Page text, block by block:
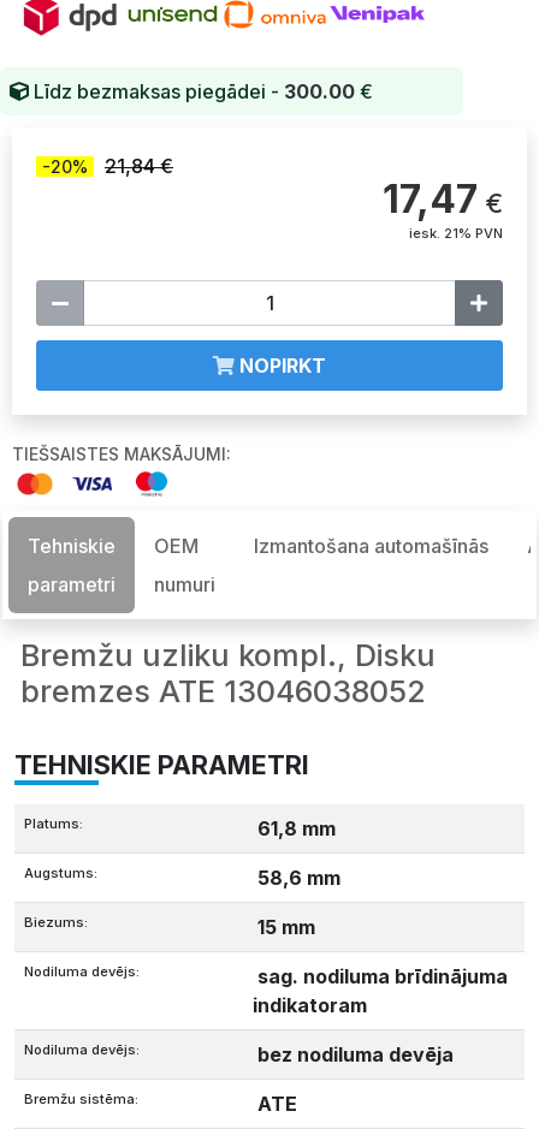
Līdz bezmaksas piegādei - 300.00 €
-20% 21,84 €
17,47 €
iesk. 21% PVN
NOPIRKT
TIEŠSAISTES MAKSĀJUMI:
Tehniskie
parametri
OEM
numuri
Izmantošana automašīnās
Bremžu uzliku kompl., Disku
bremzes ATE 13046038052
TEHNISKIE PARAMETRI
Platums: 61,8 mm
Augstums: 58,6 mm
Biezums: 15 mm
Nodiluma devējs:
sag. nodiluma brīdinājuma
indikatoram
Nodiluma devējs: bez nodiluma devēja
Bremžu sistēma: ATE